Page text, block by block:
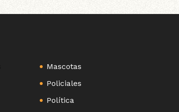
Mascotas
Policiales
Política